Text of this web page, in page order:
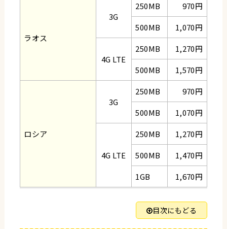
ラオス
3G
250MB
970円
500MB
1,070円
4G LTE
250MB
1,270円
500MB
1,570円
ロシア
3G
250MB
970円
500MB
1,070円
4G LTE
250MB
1,270円
500MB
1,470円
1GB
1,670円
目次にもどる